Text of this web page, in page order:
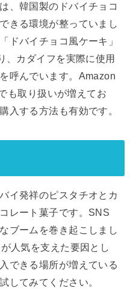
、韓国製のドバイチョコ
きる環境が整っていまし
ドバイチョコ風ケーキ」
、カダイフを実際に使用
呼んでいます。Amazon
も取り扱いが増えてお
入する方法も有効です。
イ発祥のピスタチオとカ
レート菓子です。SNS
ブームを巻き起こしまし
人気を支えた要因とし
できる場所が増えている
してみてください。